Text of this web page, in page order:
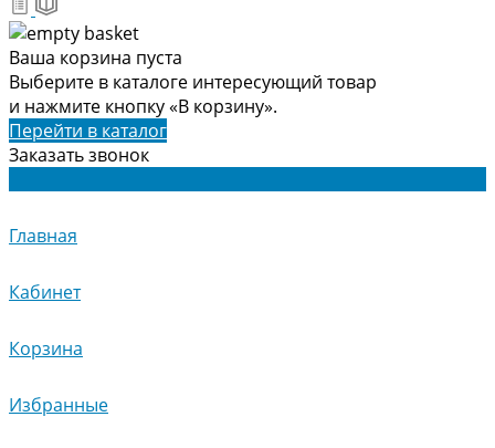
Ваша корзина пуста
Выберите в каталоге интересующий товар
и нажмите кнопку «В корзину».
Перейти в каталог
Заказать звонок
Главная
Кабинет
Корзина
Избранные